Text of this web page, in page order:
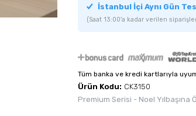
İstanbul İçi Aynı Gün
(Saat 13:00'a kadar verilen
Tüm banka ve kredi kartlarıyla
Ürün Kodu: CK3150
Premium Serisi - Noel Yılbaşına